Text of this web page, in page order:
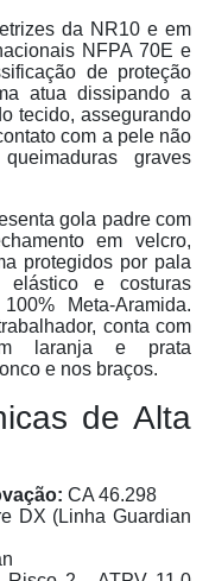
da NR10 e em
NFPA 70E e
de proteção
atua dissipando a
tecido, assegurando
com a pele não
graves
gola padre com
em velcro,
protegidos por pala
elástico e costuras
Meta-Aramida.
conta com
laranja e prata
e nos braços.
de Alta
CA 46.298
DX (Linha Guardian